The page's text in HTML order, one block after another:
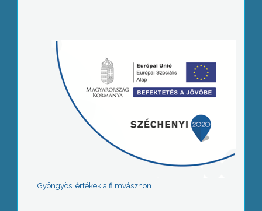
Gyöngyösi értékek a filmvásznon